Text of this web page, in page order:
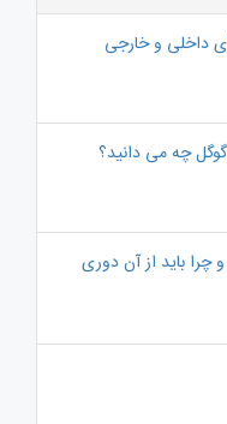
داخلی و خارجی
چرا باید از آن دوری